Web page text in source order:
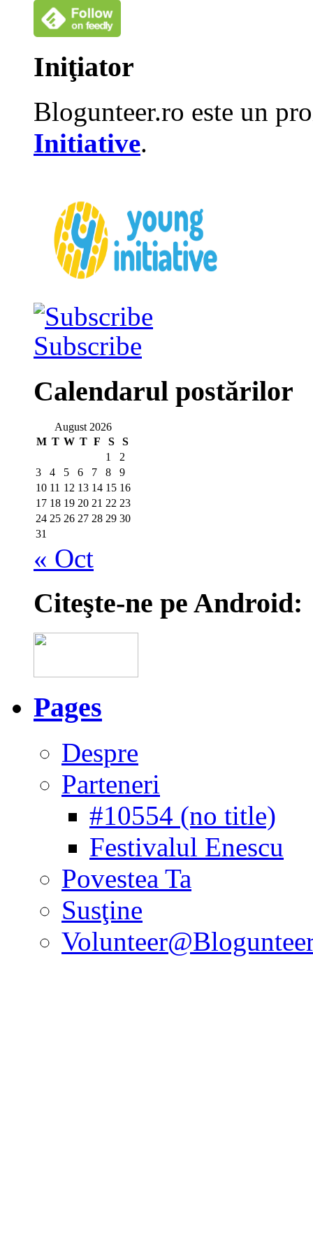
Iniţiator
Blogunteer.ro este un
Initiative.
Subscribe
Calendarul postărilor
August 2026
M T W T F S
S
1
2
3
4 5 6 7 8
9
10 11 12 13 14 15 16
17 18 19 20 21 22 23
24 25 26 27 28 29 30
31
« Oct
Citeşte-ne pe Android:
Pages
Despre
Parteneri
#10554 (no title)
Festivalul Enescu
Povestea Ta
Susţine